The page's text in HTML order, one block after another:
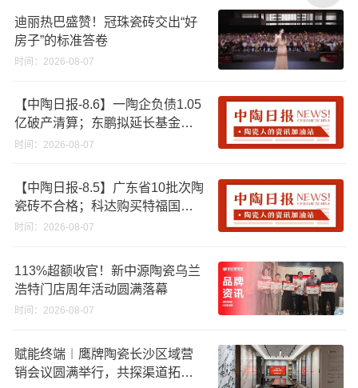
迪丽热巴盛赞！冠珠瓷砖交出“好
房子”的标准答卷
时间：2026-08-07
【中陶日报-8.6】一陶企负债1.05
亿破产清算；东鹏拟延长基金投
资期限；工信部开展建陶行业能
时间：2026-08-07
【中陶日报-8.5】广东省10批次陶
瓷砖不合格；科达购买特福国际
股份申请未通过；蒙娜丽莎5千万
破18亿元
时间：2026-08-07
113%超额收官！新中源陶瓷乌兰
浩特门店周年活动圆满落幕
时间：2026-08-07
赋能终端︱鹰牌陶瓷长沙区域营
销会议圆满举行，共探渠道拓展